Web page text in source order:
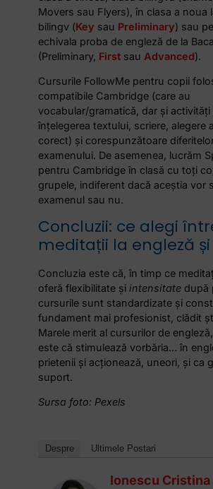
Movers sau Flyers), în clasa a noua
bilingv (Key sau Preliminary) sau
echivala proba de engleză de la
(Preliminary, First sau Advanced).
Cursurile FollowMe pentru copii
compatibile Cambridge (care au
vocabular/gramatică, dar și activități
înțelegerea textului, scriere, alegere
corect) și corespunzătoare
examenului. De asemenea, lucrăm
pentru Cambridge în clasă cu toți
grupele, indiferent dacă aceștia vor
examenul sau nu.
Concluzii: ce alegi
meditații la engleză
Concluzia este că, în timp ce
oferă flexibilitate și intensitate după
cursurile sunt standardizate și
fundament mai profesionist, clădit
Marele merit al cursurilor de
este că stimulează vorbăria… în
prietenii și acționează, uneori, și ca
suport.
Sursa foto: Pexels
Despre Ultimele Postari
Ionescu Cristina